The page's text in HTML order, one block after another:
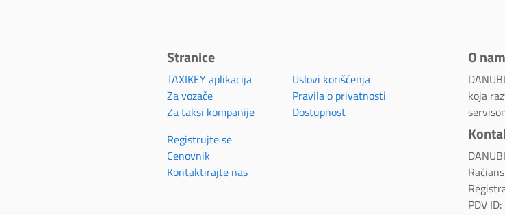
Stranice
TAXIKEY aplikacija
Za vozače
Za taksi kompanije
Registrujte se
Cenovnik
Kontaktirajte nas
Uslovi korišćenja
Pravila o privatnosti
Dostupnost
O
koja
PDV